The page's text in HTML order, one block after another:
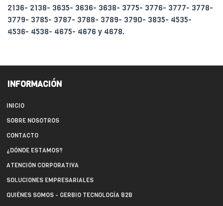
2136- 2138- 3635- 3636- 3638- 3775- 3776- 3777- 3778-
3779- 3785- 3787- 3788- 3789- 3790- 3835- 4535-
4536- 4538- 4675- 4676 y 4678.
INFORMACIÓN
INICIO
SOBRE NOSOTROS
CONTACTO
¿DÓNDE ESTAMOS?
ATENCIÓN CORPORATIVA
SOLUCIONES EMPRESARIALES
QUIÉNES SOMOS - GERBIO TECNOLOGÍA B2B